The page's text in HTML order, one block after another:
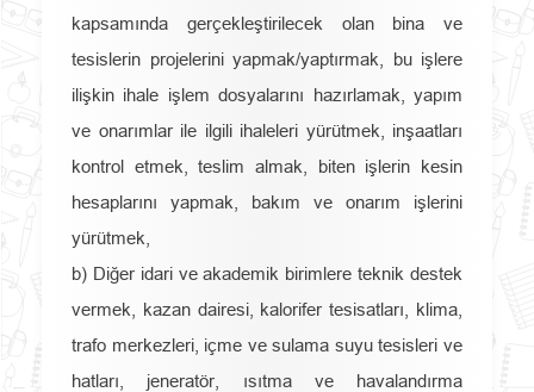
kapsamında gerçekleştirilecek olan bina ve
tesislerin projelerini yapmak/yaptırmak, bu işlere
ilişkin ihale işlem dosyalarını hazırlamak, yapım
ve onarımlar ile ilgili ihaleleri yürütmek, inşaatları
kontrol etmek, teslim almak, biten işlerin kesin
hesaplarını yapmak, bakım ve onarım işlerini
yürütmek,
b) Diğer idari ve akademik birimlere teknik destek
vermek, kazan dairesi, kalorifer tesisatları, klima,
trafo merkezleri, içme ve sulama suyu tesisleri ve
hatları, jeneratör, ısıtma ve havalandırma